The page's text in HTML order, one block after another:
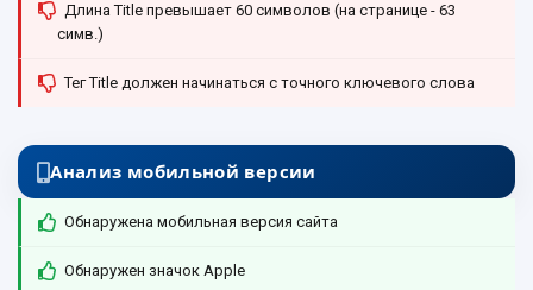
Длина Title превышает 60 символов (на странице - 63
симв.)
Тег Title должен начинаться с точного ключевого слова
Анализ мобильной версии
Обнаружена мобильная версия сайта
Обнаружен значок Apple